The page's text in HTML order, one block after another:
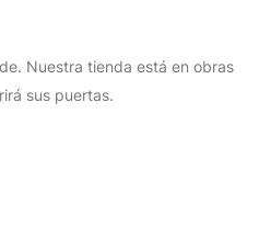
Nuestra tienda está en obras
sus puertas.